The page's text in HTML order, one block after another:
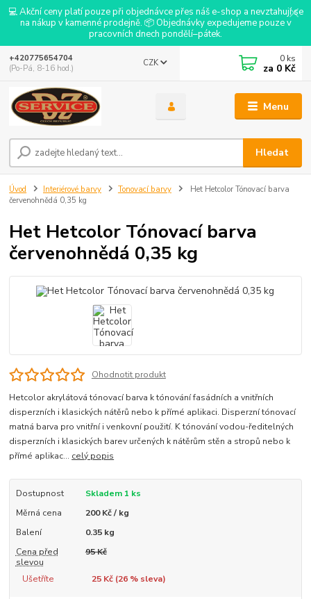
💻 Akční ceny platí pouze při objednávce přes náš e-shop a nevztahují se
na nákup v kamenné prodejně. 📦 Objednávky expedujeme pouze v
pracovních dnech pondělí–pátek.
Menu
CZK
Hledat
+420775654704
(Po-Pá, 8-16 hod.)
0 ks
za 0 Kč
Úvod Interiérové barvy Tonovací barvy
Het Hetcolor Tónovací barva
červenohnědá 0,35 kg
Het Hetcolor Tónovací barva
červenohnědá 0,35 kg
Ohodnotit produkt
Hetcolor akrylátová tónovací barva k tónování fasádních a vnitřních
disperzních i klasických nátěrů nebo k přímé aplikaci. Disperzní tónovací
matná barva pro vnitřní i venkovní použití. K tónování vodou-ředitelných
disperzních i klasických barev určených k nátěrům stěn a stropů nebo k
přímé aplikac... celý popis
Dostupnost
Skladem 1 ks
Měrná cena
200 Kč / kg
Balení
0.35 kg
Cena před
slevou
95 Kč
Ušetříte 25 Kč (26% sleva)